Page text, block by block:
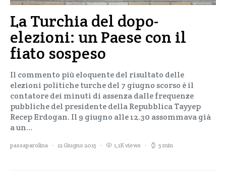
La Turchia del dopo-
elezioni: un Paese con il
fiato sospeso
Il commento più eloquente del risultato delle
elezioni politiche turche del 7 giugno scorso è il
contatore dei minuti di assenza dalle frequenze
pubbliche del presidente della Repubblica Tayyep
Recep Erdogan. Il 9 giugno alle 12.30 assommava già
a un…
passaparolina 12 Giugno 2015 1,1K views 5 min